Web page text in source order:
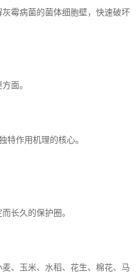
霉病菌的菌体细胞壁，快速破坏
面。
特作用机理的核心。
长久的保护圈。
、玉米、水稻、花生、棉花、马